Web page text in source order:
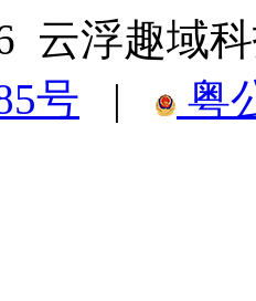
云浮趣域
号 | 粤